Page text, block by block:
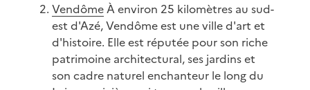
VendômeÀ environ 25 kilomètres au sud-
est d'Azé, Vendôme est une ville d'art et
d'histoire. Elle est réputée pour son riche
patrimoine architectural, ses jardins et
son cadre naturel enchanteur le long du